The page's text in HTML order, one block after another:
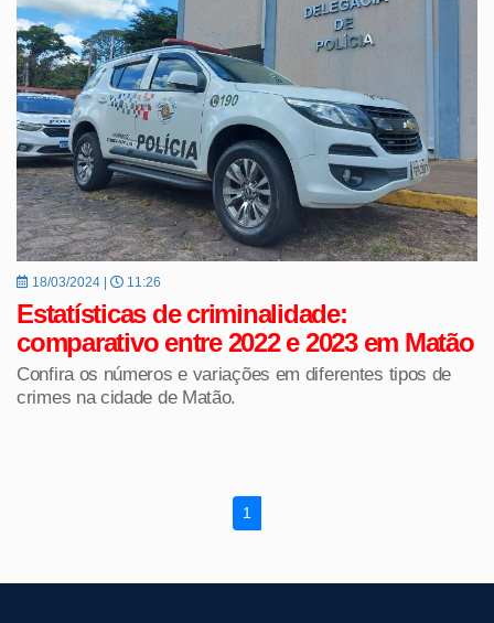
18/03/2024 | 11:26
Estatísticas de criminalidade:
comparativo entre 2022 e 2023 em Matão
Confira os números e variações em diferentes tipos de
crimes na cidade de Matão.
1